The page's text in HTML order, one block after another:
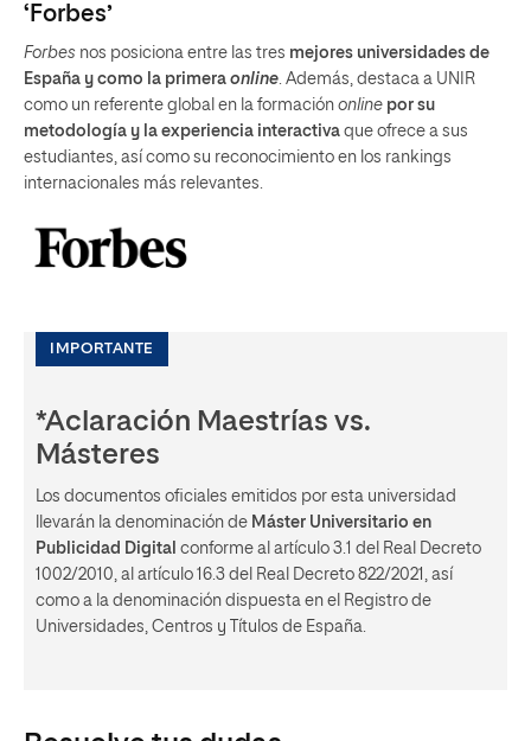
‘Forbes’
Forbes nos posiciona entre las tres mejores universidades de
España y como la primera online . Además, destaca a UNIR
como un referente global en la formación online por su
metodología y la experiencia interactiva que ofrece a sus
estudiantes, así como su reconocimiento en los rankings
internacionales más relevantes.
IMPORTANTE
*Aclaración Maestrías vs.
Másteres
Los documentos oficiales emitidos por esta universidad
llevarán la denominación de Máster Universitario en
Publicidad Digital conforme al artículo 3.1 del Real Decreto
1002/2010, al artículo 16.3 del Real Decreto 822/2021, así
como a la denominación dispuesta en el Registro de
Universidades, Centros y Títulos de España.